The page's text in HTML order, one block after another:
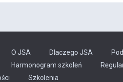
O JSA Dlaczego JSA
Harmonogram szkoleń
Szkolenia